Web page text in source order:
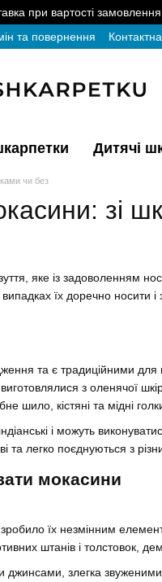
при вартості замовлення
та повернення
Дитячі
чи без
зі
яке із задоволенням
їх доречно носити
та є традиційними
виготовлялися з
шило, кістяні та мідні
і можуть
та легко поєднуються з
мокасини
зробило їх незмінним
штанів і толстовок,
злегка